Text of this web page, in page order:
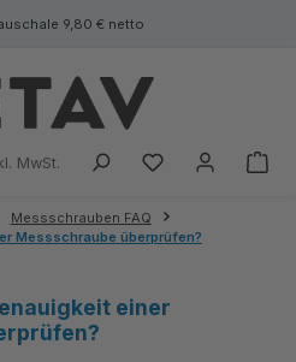
9,80 € netto
MwSt.
Messschrauben FAQ
Messschraube überprüfen?
einer